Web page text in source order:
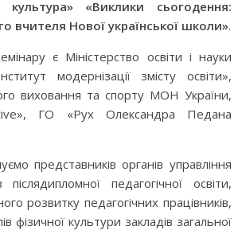
культура» «Виклики сьогодення:
вчителя Нової української школи».
є Міністерство освіти і науки
модернізації змісту освіти»,
виховання та спорту МОН України,
ГО «Рух Олександра Педана
представників органів управління
післядипломної педагогічної освіти,
розвитку педагогічних працівників,
фізичної культури закладів загальної